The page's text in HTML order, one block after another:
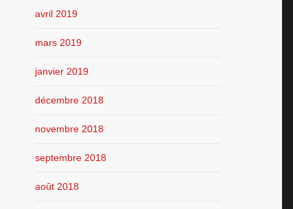
avril 2019
mars 2019
janvier 2019
décembre 2018
novembre 2018
septembre 2018
août 2018